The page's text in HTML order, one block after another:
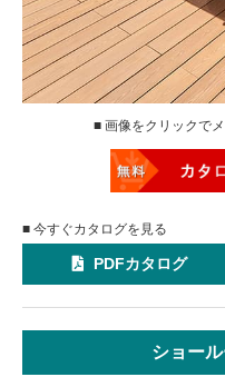
■ 画像をクリックで
■ 今すぐカタログを見る
PDFカタログ
ショー